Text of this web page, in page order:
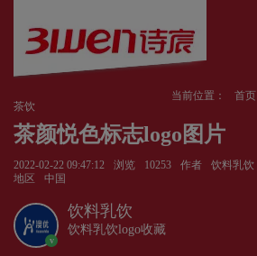
当前位置： 首页
茶饮
茶颜悦色标志logo图片
2022-02-22 09:47:12 浏览 10253 作者 饮料乳饮
地区
中国
v
饮料乳饮
饮料乳饮logo收藏